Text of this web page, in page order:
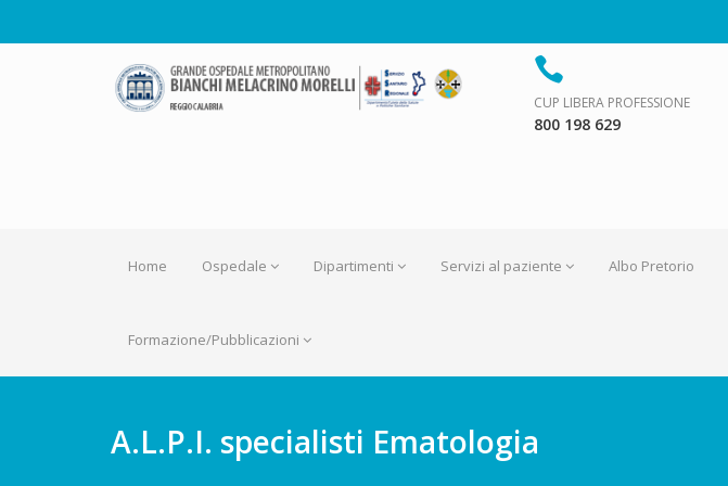
CUP LIBERA PROFESSIONE
800 198 629
Home Ospedale Dipartimenti Servizi al paziente Albo Pretorio
Formazione/Pubblicazioni
A.L.P.I. specialisti Ematologia